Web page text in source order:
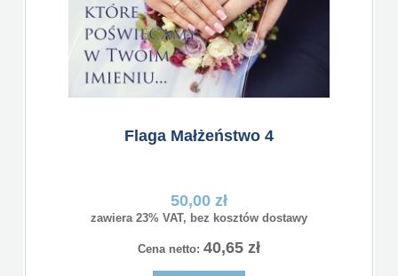
Flaga Małżeństwo 4
50,00 zł
zawiera 23% VAT, bez kosztów dostawy
Cena netto: 40,65 zł